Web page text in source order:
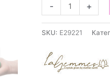
-
Gemmes
-
Yoni
Љубовно
јајце
Jade
+
SKU: E29221